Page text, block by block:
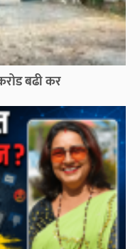
बढी कर